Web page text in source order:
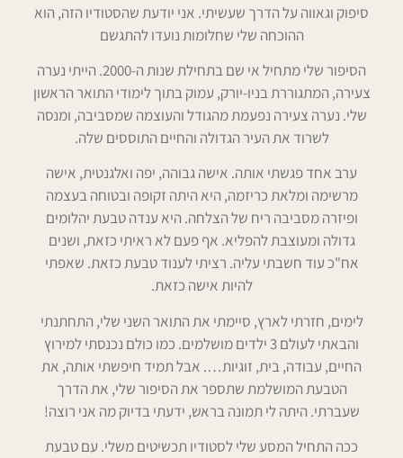
סיפוק וגאווה על הדרך שעשיתי. אני יודעת שהסטודיו הזה, הוא
ההוכחה שלי שחלומות נועדו להתגשם
הסיפור שלי מתחיל אי שם בתחילת שנות ה-2000. הייתי נערה
צעירה, המתגוררת בניו-יורק, עמוק בתוך לימודי התואר הראשון
שלי. נערה צעירה נפעמת מהגודל והעוצמה שמסביבה, ומנסה
לשרוד את העיר הגדולה והחיים התוססים שלה.
ערב אחד פגשתי אותה. אישה גבוהה, יפה ואלגנטית, אישה
מרשימה ומלאת כריזמה, היא היתה זקופה ובטוחה בעצמה
ופיזרה מסביבה ריח של הצלחה. היא ענדה טבעת יהלומים
גדולה ומעוצבת להפליא. אף פעם לא ראיתי כזאת, ושנים
אח"כ עוד חשבתי עליה. רציתי לענוד טבעת כזאת. שאפתי
להיות אישה כזאת.
לימים, חזרתי לארץ, סיימתי את התואר השני שלי, התחתנתי
והבאתי לעולם 3 ילדים מושלמים. כמו כולם נכנסתי למירוץ
החיים, עבודה, בית, זוגיות…. אבל תמיד חיפשתי אותה, את
הטבעת המושלמת שתספר את הסיפור שלי, את הדרך
שעברתי. היתה לי תמונה בראש, ידעתי בדיוק מה אני רוצה!
ככה התחיל המסע שלי לסטודיו תכשיטים משלי. עם טבעת